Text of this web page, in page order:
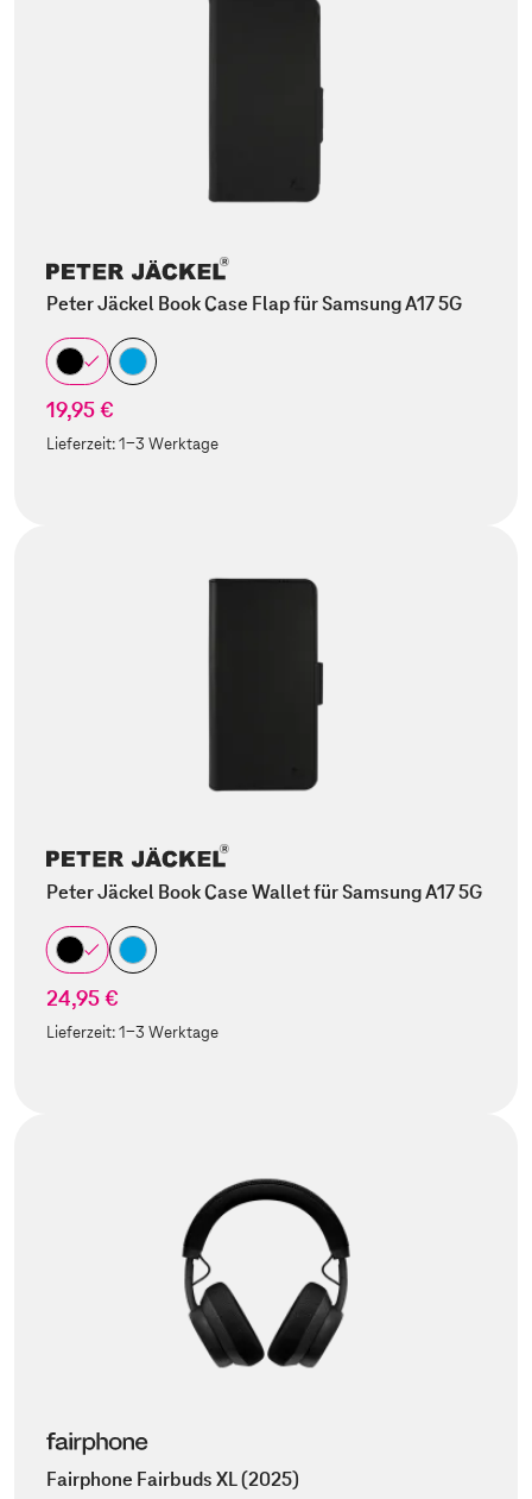
Peter Jäckel Book Case Flap für Samsung A17 5G
19,95 €
Lieferzeit:1-3 Werktage
Peter Jäckel Book Case Wallet für Samsung A17 5G
24,95 €
Lieferzeit:1-3 Werktage
Fairphone Fairbuds XL (2025)